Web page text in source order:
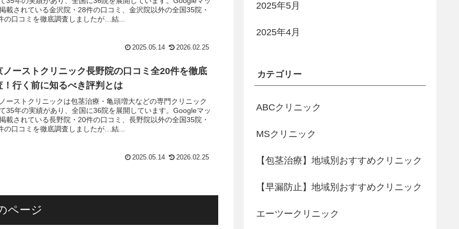
載されている金沢院・28件の口コミ、金沢院以外の全国35院・
の口コミを徹底調査しましたが…結...
2025.05.14 2026.02.25
ノーストクリニック長野院の口コミ全20件を徹底
！行く前に知るべき評判とは
ーストクリニックは包茎治療・亀頭増大などの専門クリニック
35年の実績があり、全国に36院を展開しています。Googleマッ
載されている長野院・20件の口コミ、長野院以外の全国35院・
の口コミを徹底調査しましたが…結...
2025.05.14 2026.02.25
ページ
2025年5月
2025年4月
カテゴリー
ABCクリニック
MSクリニック
【包茎治療】地域別おすすめクリニック
【早漏防止】地域別おすすめクリニック
エーツークリニック